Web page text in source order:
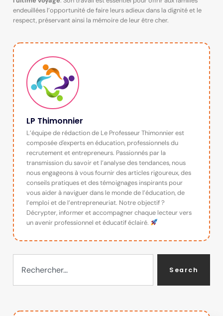
endeuillées l’opportunité de faire leurs adieux dans la dignité et le
respect, préservant ainsi la mémoire de leur être cher.
LP Thimonnier
L’équipe de rédaction de Le Professeur Thimonnier est
composée d'experts en éducation, professionnels du
recrutement et entrepreneurs. Passionnés par la
transmission du savoir et l’analyse des tendances, nous
nous engageons à vous fournir des articles rigoureux, des
conseils pratiques et des témoignages inspirants pour
vous aider à naviguer dans le monde de l’éducation, de
l’emploi et de l’entrepreneuriat. Notre objectif ?
Décrypter, informer et accompagner chaque lecteur vers
un avenir professionnel et éducatif éclairé.
Search